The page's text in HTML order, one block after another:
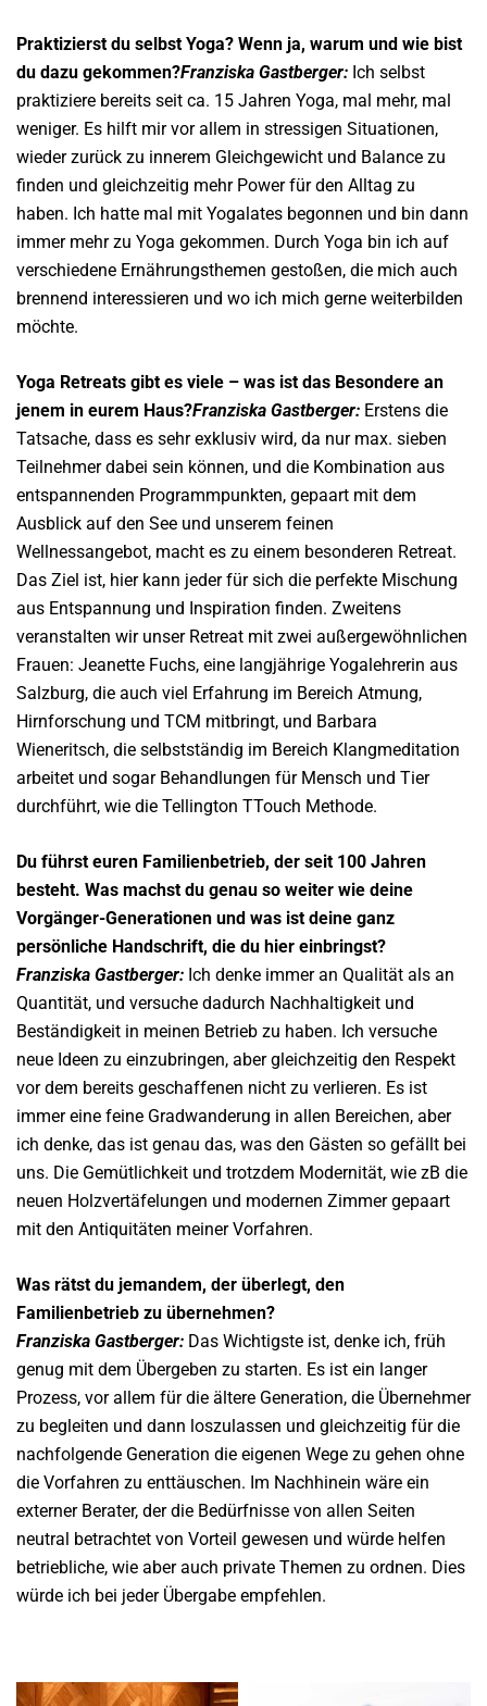
Praktizierst du selbst Yoga? Wenn ja, warum und wie bist
du dazu gekommen?Franziska Gastberger: Ich selbst
praktiziere bereits seit ca. 15 Jahren Yoga, mal mehr, mal
weniger. Es hilft mir vor allem in stressigen Situationen,
wieder zurück zu innerem Gleichgewicht und Balance zu
finden und gleichzeitig mehr Power für den Alltag zu
haben. Ich hatte mal mit Yogalates begonnen und bin dann
immer mehr zu Yoga gekommen. Durch Yoga bin ich auf
verschiedene Ernährungsthemen gestoßen, die mich auch
brennend interessieren und wo ich mich gerne weiterbilden
möchte.
Yoga Retreats gibt es viele – was ist das Besondere an
jenem in eurem Haus?Franziska Gastberger: Erstens die
Tatsache, dass es sehr exklusiv wird, da nur max. sieben
Teilnehmer dabei sein können, und die Kombination aus
entspannenden Programmpunkten, gepaart mit dem
Ausblick auf den See und unserem feinen
Wellnessangebot, macht es zu einem besonderen Retreat.
Das Ziel ist, hier kann jeder für sich die perfekte Mischung
aus Entspannung und Inspiration finden. Zweitens
veranstalten wir unser Retreat mit zwei außergewöhnlichen
Frauen: Jeanette Fuchs, eine langjährige Yogalehrerin aus
Salzburg, die auch viel Erfahrung im Bereich Atmung,
Hirnforschung und TCM mitbringt, und Barbara
Wieneritsch, die selbstständig im Bereich Klangmeditation
arbeitet und sogar Behandlungen für Mensch und Tier
durchführt, wie die Tellington TTouch Methode.
Du führst euren Familienbetrieb, der seit 100 Jahren
besteht. Was machst du genau so weiter wie deine
Vorgänger-Generationen und was ist deine ganz
persönliche Handschrift, die du hier einbringst?
Franziska Gastberger: Ich denke immer an Qualität als an
Quantität, und versuche dadurch Nachhaltigkeit und
Beständigkeit in meinen Betrieb zu haben. Ich versuche
neue Ideen zu einzubringen, aber gleichzeitig den Respekt
vor dem bereits geschaffenen nicht zu verlieren. Es ist
immer eine feine Gradwanderung in allen Bereichen, aber
ich denke, das ist genau das, was den Gästen so gefällt bei
uns. Die Gemütlichkeit und trotzdem Modernität, wie zB die
neuen Holzvertäfelungen und modernen Zimmer gepaart
mit den Antiquitäten meiner Vorfahren.
Was rätst du jemandem, der überlegt, den
Familienbetrieb zu übernehmen?
Franziska Gastberger: Das Wichtigste ist, denke ich, früh
genug mit dem Übergeben zu starten. Es ist ein langer
Prozess, vor allem für die ältere Generation, die Übernehmer
zu begleiten und dann loszulassen und gleichzeitig für die
nachfolgende Generation die eigenen Wege zu gehen ohne
die Vorfahren zu enttäuschen. Im Nachhinein wäre ein
externer Berater, der die Bedürfnisse von allen Seiten
neutral betrachtet von Vorteil gewesen und würde helfen
betriebliche, wie aber auch private Themen zu ordnen. Dies
würde ich bei jeder Übergabe empfehlen.